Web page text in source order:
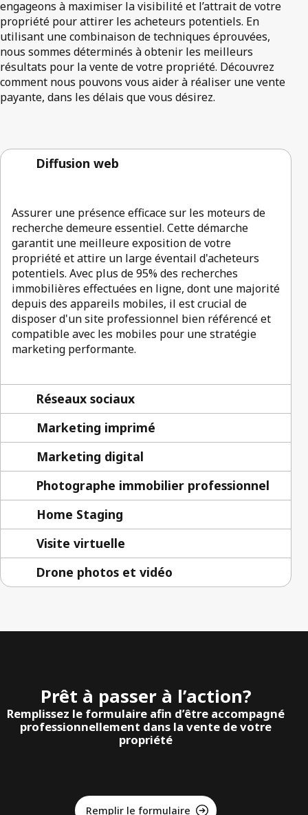
engageons à maximiser la visibilité et l’attrait de votre
propriété pour attirer les acheteurs potentiels. En
utilisant une combinaison de techniques éprouvées,
nous sommes déterminés à obtenir les meilleurs
résultats pour la vente de votre propriété. Découvrez
comment nous pouvons vous aider à réaliser une vente
payante, dans les délais que vous désirez.
Diffusion web
Assurer une présence efficace sur les moteurs de
recherche demeure essentiel. Cette démarche
garantit une meilleure exposition de votre
propriété et attire un large éventail d'acheteurs
potentiels. Avec plus de 95% des recherches
immobilières effectuées en ligne, dont une majorité
depuis des appareils mobiles, il est crucial de
disposer d'un site professionnel bien référencé et
compatible avec les mobiles pour une stratégie
marketing performante.
Réseaux sociaux
Marketing imprimé
Marketing digital
Photographe immobilier professionnel
Home Staging
Visite virtuelle
Drone photos et vidéo
Prêt à passer à l’action?
Remplissez le formulaire afin d’être accompagné
professionnellement dans la vente de votre
propriété
Remplir le formulaire